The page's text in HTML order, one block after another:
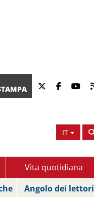
IT
Vita quotidiana
Angolo dei lettori